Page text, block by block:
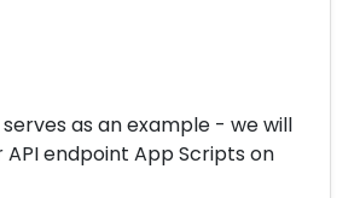
as an example - we will
endpoint App Scripts on